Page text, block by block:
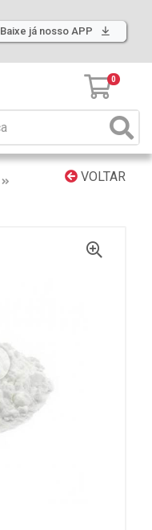
Baixe já nosso APP
0
VOLTAR